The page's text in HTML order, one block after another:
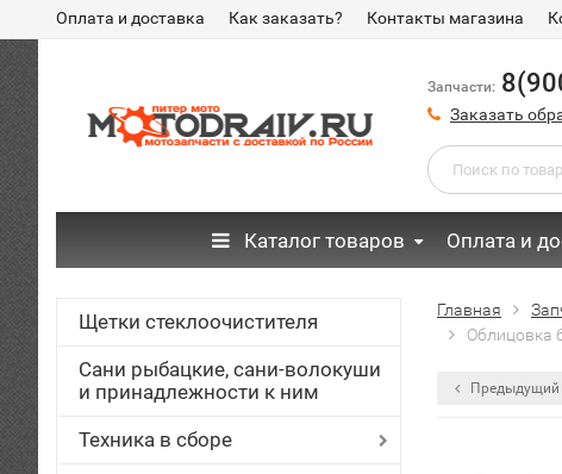
Оплата и доставка Как заказать? Контакты магазина
Запчасти:
Заказать
Каталог товаров Оплата и
Щетки стеклоочистителя
Сани рыбацкие, сани-волокуши
и принадлежности к ним
Техника в сборе
Главная
Облицовка
Предыдущий